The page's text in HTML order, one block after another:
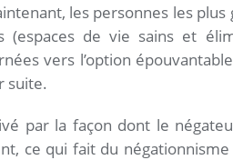
les personnes les
(espaces de vie sains et
vers l’option
suite.
par la façon dont le
ce qui fait du